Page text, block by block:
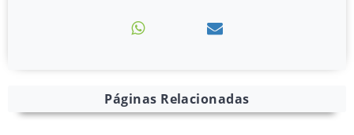
Páginas Relacionadas